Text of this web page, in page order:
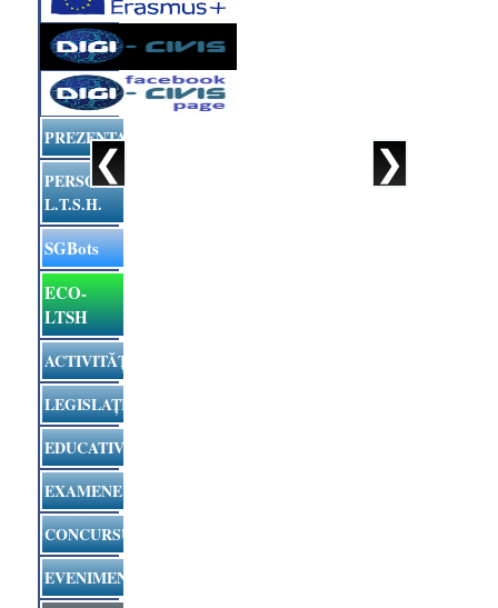
❮ ❯
PREZENTARE
PERSONALUL
L.T.S.H.
SGBots
ECO-
LTSH
ACTIVITĂȚI
LEGISLAȚIE
EDUCATIV
EXAMENE
CONCURSURI
EVENIMENTE